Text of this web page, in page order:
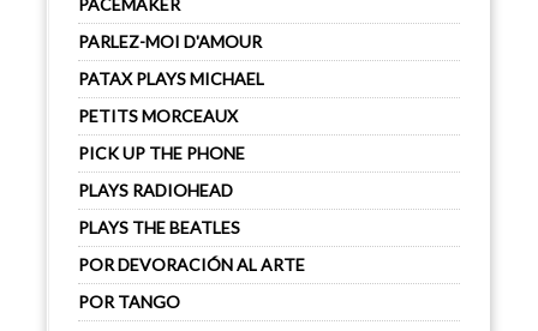
PACEMAKER
PARLEZ-MOI D'AMOUR
PATAX PLAYS MICHAEL
PETITS MORCEAUX
PICK UP THE PHONE
PLAYS RADIOHEAD
PLAYS THE BEATLES
POR DEVORACIÓN AL ARTE
POR TANGO